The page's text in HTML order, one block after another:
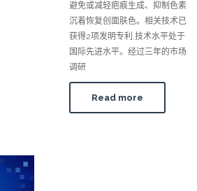
避免或减轻疤痕生成、抑制色素
沉着恢复创面肤色。相关技术已
获得2项发明专利,技术水平处于
国际先进水平。经过三年的市场
调研
Read more